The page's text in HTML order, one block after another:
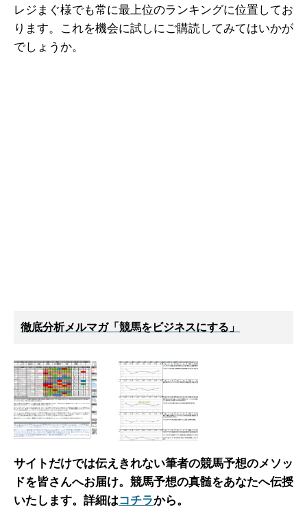
レジまぐ様でも常に最上位のランキングに位置してお
ります。これを機会に試しにご購読してみてはいかが
でしょうか。
徹底分析メルマガ「競馬をビジネスにする」
サイトだけでは伝えきれない筆者の競馬予想のメソッ
ドを皆さんへお届け。 競馬予想の真髄をあなたへ伝授
いたします。詳細はコチラから。